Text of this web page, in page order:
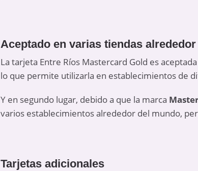
Aceptado en varias tiendas
La tarjeta Entre Ríos Mastercard Gold es
lo que permite utilizarla en establecimientos de
Y en segundo lugar, debido a que la marca
varios establecimientos alrededor del mundo,
Tarjetas adicionales